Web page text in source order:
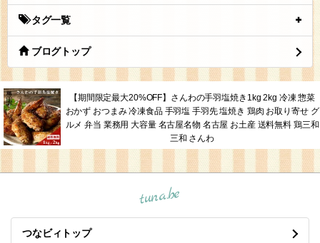
(untitled)(07.23)
月別エントリー
タグ一覧
ブログトップ
【期間限定最大20%OFF】さんわの手羽塩焼き1kg 2kg 冷凍 惣菜
おかず おつまみ 冷凍食品 手羽塩 手羽先 塩焼き 鶏肉 お取り寄せ グ
三和 さんわ